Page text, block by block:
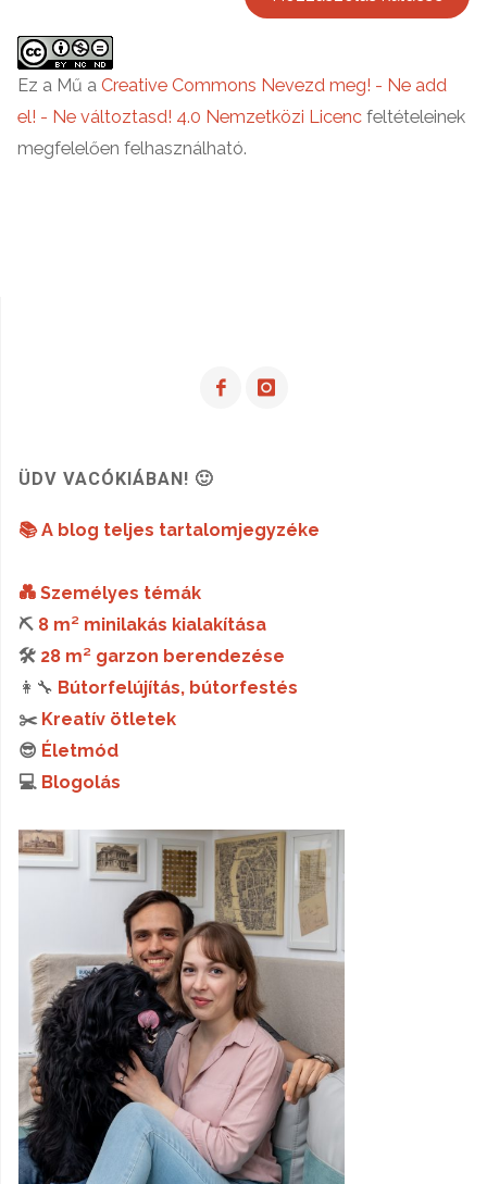
Ez a Mű a Creative Commons Nevezd meg! - Ne add
el! - Ne változtasd! 4.0 Nemzetközi Licenc feltételeinek
megfelelően felhasználható.
ÜDV VACÓKIÁBAN! 🙂
📚 A blog teljes tartalomjegyzéke
💑 Személyes témák
⛏️ 8 m² minilakás kialakítása
🛠️ 28 m² garzon berendezése
👩‍🔧 Bútorfelújítás, bútorfestés
✂️ Kreatív ötletek
😎 Életmód
💻 Blogolás